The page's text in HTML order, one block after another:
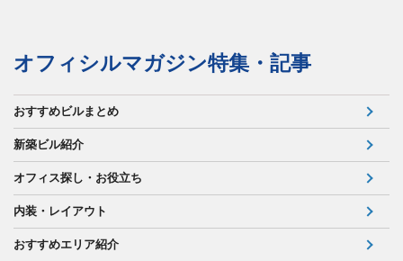
オフィシルマガジン特集・記事
おすすめビルまとめ
新築ビル紹介
オフィス探し・お役立ち
内装・レイアウト
おすすめエリア紹介